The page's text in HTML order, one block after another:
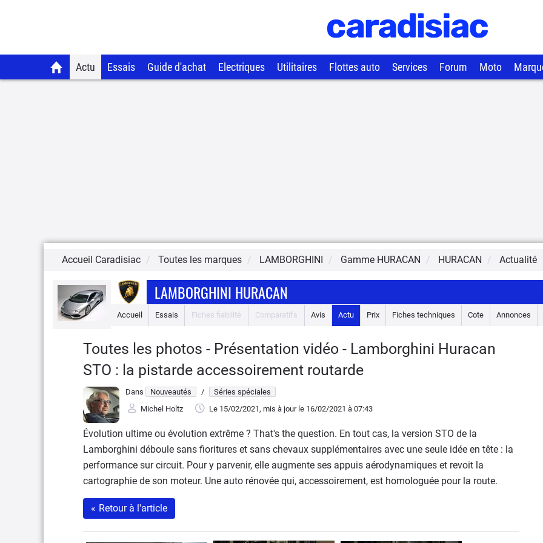
Actu Essais Guide d'achat Electriques Utilitaires Flottes auto Services Forum Moto
Accueil Caradisiac Toutes les marques LAMBORGHINI Gamme HURACAN HURACAN Actualité
LAMBORGHINI HURACAN
Accueil Essais Fiches fiabilité Comparatifs Avis Actu Prix Fiches techniques Cote Annonces
Toutes les photos - Présentation vidéo - Lamborghini Huracan
STO : la pistarde accessoirement routarde
Dans Nouveautés /
Séries spéciales
Michel Holtz
Le 15/02/2021, mis à jour le 16/02/2021 à 07:43
Évolution ultime ou évolution extrême ? That's the question. En tout cas, la version STO de la
Lamborghini déboule sans fioritures et sans chevaux supplémentaires avec une seule idée en tête : la
performance sur circuit. Pour y parvenir, elle augmente ses appuis aérodynamiques et revoit la
cartographie de son moteur. Une auto rénovée qui, accessoirement, est homologuée pour la route.
« Retour à l'article